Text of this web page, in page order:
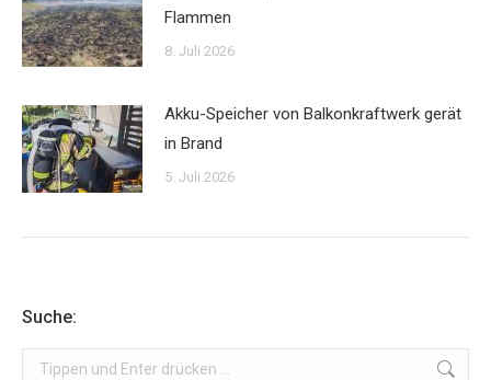
Flammen
8. Juli 2026
Akku-Speicher von Balkonkraftwerk gerät
in Brand
5. Juli 2026
Suche:
Search: